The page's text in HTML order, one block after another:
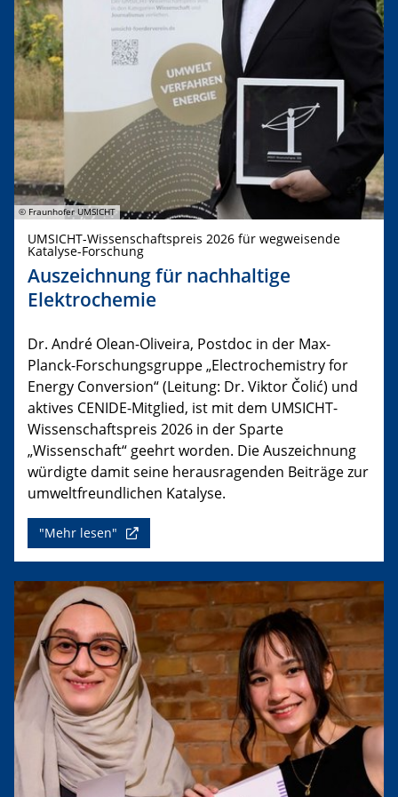
© Fraunhofer UMSICHT
UMSICHT-Wissenschaftspreis 2026 für wegweisende
Katalyse-Forschung
Auszeichnung für nachhaltige
Elektrochemie
Dr. André Olean-Oliveira, Postdoc in der Max-
Planck-Forschungsgruppe „Electrochemistry for
Energy Conversion“ (Leitung: Dr. Viktor Čolić) und
aktives CENIDE-Mitglied, ist mit dem UMSICHT-
Wissenschaftspreis 2026 in der Sparte
„Wissenschaft“ geehrt worden. Die Auszeichnung
würdigte damit seine herausragenden Beiträge zur
umweltfreundlichen Katalyse.
"Mehr lesen"